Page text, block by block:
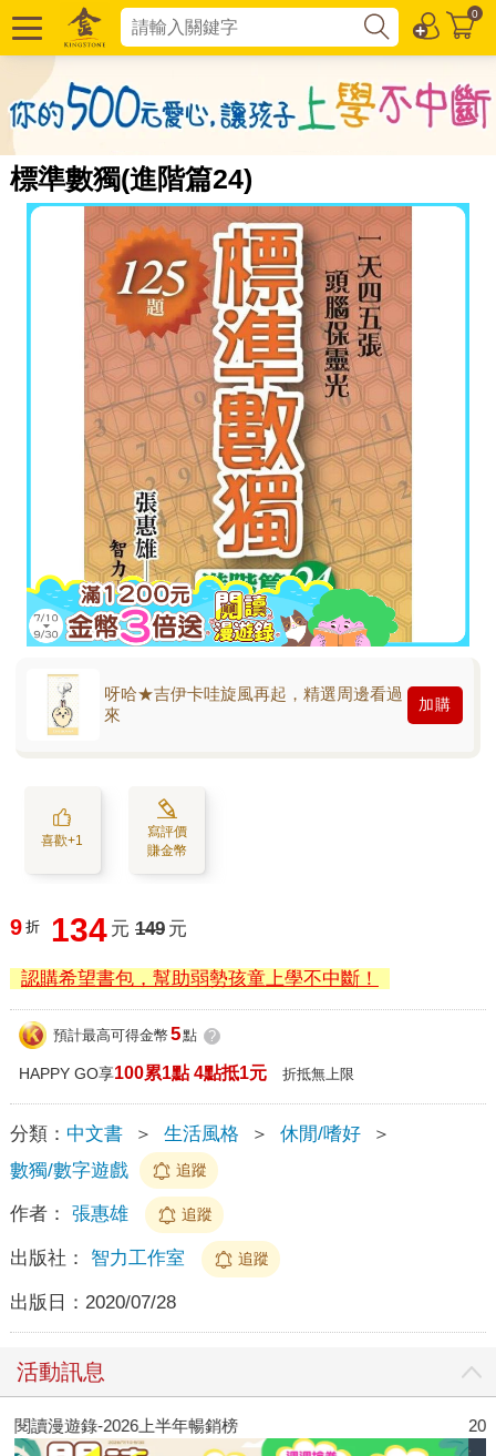
0
標準數獨(進階篇24)
呀哈★吉伊卡哇旋風再起，精選周邊看過
來
加購
喜歡+1
寫評價
賺金幣
9 折 134 元 149 元
認購希望書包，幫助弱勢孩童上學不中斷！
預計最高可得金幣 5點 ?
HAPPY GO享100累1點 4點抵1元 折抵無上限
分類： 中文書 ＞ 生活風格 ＞ 休閒/嗜好
＞
數獨/數字遊戲
追蹤
作者： 張惠雄 追蹤
出版社： 智力工作室 追蹤
出版日： 2020/07/28
活動訊息
閱讀漫遊錄-2026上半年暢銷榜